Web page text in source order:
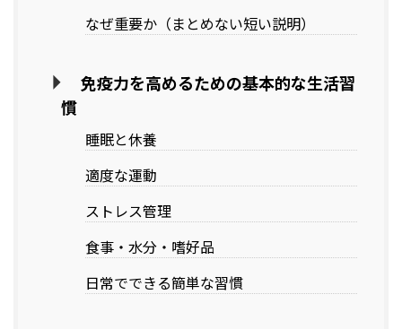
なぜ重要か（まとめない短い説明）
免疫力を高めるための基本的な生活習
慣
睡眠と休養
適度な運動
ストレス管理
食事・水分・嗜好品
日常でできる簡単な習慣